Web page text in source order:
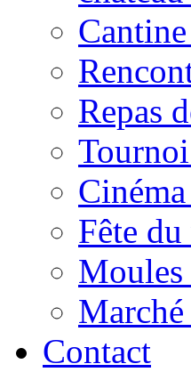
Repas
Fête
Contact